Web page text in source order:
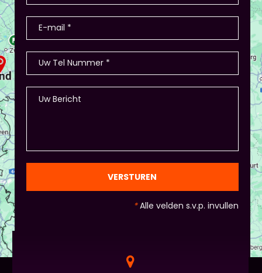
stellen de deelnemers zich voor (1-2 minuten
presentatie), hier waren ook winkeltjes, maar ook
memory met de producten, ze in categorieën
opdelen (grootte/kleur/soort) en andere spelletjes.
- Als je hierbij je eigen creativiteit in wil zetten is
dat altijd mogelijk! Maar: overleg dit dan wel met
Piet of hij dit wil in plaats van een eindpresentatie
+ zorg ervoor dat de deelnemers wel hun
en die van Piet en vervolgens de deelnemers:
gezien de eindpresentaties van 5 minuten de
officiële/vaste werkvorm zijn. Voor beginners is het
evaluatieformulier niet :)
VERSTUREN
*Alle velden s.v.p. invullen